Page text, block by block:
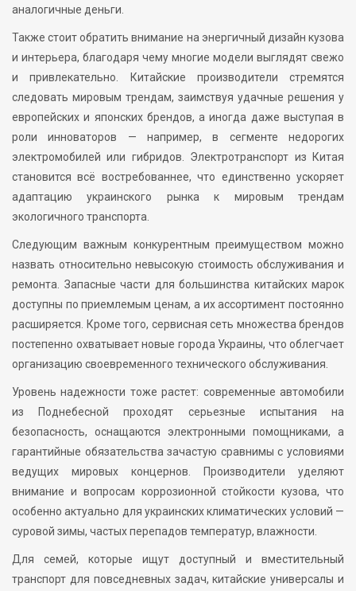
аналогичные деньги.
Также стоит обратить внимание на энергичный дизайн кузова
и интерьера, благодаря чему многие модели выглядят свежо
и привлекательно. Китайские производители стремятся
следовать мировым трендам, заимствуя удачные решения у
европейских и японских брендов, а иногда даже выступая в
роли инноваторов — например, в сегменте недорогих
электромобилей или гибридов. Электротранспорт из Китая
становится всё востребованнее, что единственно ускоряет
адаптацию украинского рынка к мировым трендам
экологичного транспорта.
Следующим важным конкурентным преимуществом можно
назвать относительно невысокую стоимость обслуживания и
ремонта. Запасные части для большинства китайских марок
доступны по приемлемым ценам, а их ассортимент постоянно
расширяется. Кроме того, сервисная сеть множества брендов
постепенно охватывает новые города Украины, что облегчает
организацию своевременного технического обслуживания.
Уровень надежности тоже растет: современные автомобили
из Поднебесной проходят серьезные испытания на
безопасность, оснащаются электронными помощниками, а
гарантийные обязательства зачастую сравнимы с условиями
ведущих мировых концернов. Производители уделяют
внимание и вопросам коррозионной стойкости кузова, что
особенно актуально для украинских климатических условий —
суровой зимы, частых перепадов температур, влажности.
Для семей, которые ищут доступный и вместительный
транспорт для повседневных задач, китайские универсалы и